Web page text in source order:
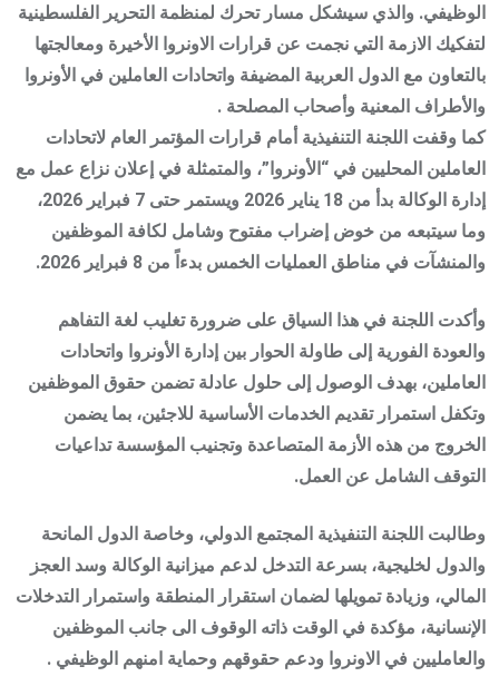
الوظيفي. والذي سيشكل مسار تحرك لمنظمة التحرير الفلسطينية
لتفكيك الازمة التي نجمت عن قرارات الاونروا الأخيرة ومعالجتها
بالتعاون مع الدول العربية المضيفة واتحادات العاملين في الأونروا
والأطراف المعنية وأصحاب المصلحة .
كما وقفت اللجنة التنفيذية أمام قرارات المؤتمر العام لاتحادات
العاملين المحليين في “الأونروا”، والمتمثلة في إعلان نزاع عمل مع
إدارة الوكالة بدأ من 18 يناير 2026 ويستمر حتى 7 فبراير 2026،
وما سيتبعه من خوض إضراب مفتوح وشامل لكافة الموظفين
والمنشآت في مناطق العمليات الخمس بدءاً من 8 فبراير 2026.
وأكدت اللجنة في هذا السياق على ضرورة تغليب لغة التفاهم
والعودة الفورية إلى طاولة الحوار بين إدارة الأونروا واتحادات
العاملين، بهدف الوصول إلى حلول عادلة تضمن حقوق الموظفين
وتكفل استمرار تقديم الخدمات الأساسية للاجئين، بما يضمن
الخروج من هذه الأزمة المتصاعدة وتجنيب المؤسسة تداعيات
التوقف الشامل عن العمل.
وطالبت اللجنة التنفيذية المجتمع الدولي، وخاصة الدول المانحة
والدول لخليجية، بسرعة التدخل لدعم ميزانية الوكالة وسد العجز
المالي، وزيادة تمويلها لضمان استقرار المنطقة واستمرار التدخلات
الإنسانية، مؤكدة في الوقت ذاته الوقوف الى جانب الموظفين
والعامليين في الاونروا ودعم حقوقهم وحماية امنهم الوظيفي .